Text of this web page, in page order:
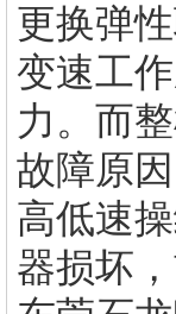
更换弹
变速工
力。而
故障原因
高低速
器损坏